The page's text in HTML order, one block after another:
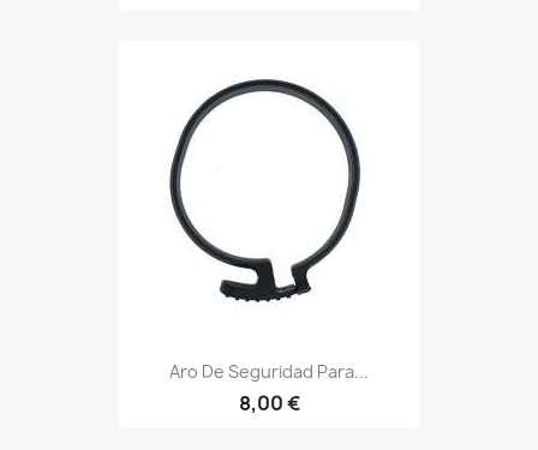
Aro De Seguridad Para...
8,00 €